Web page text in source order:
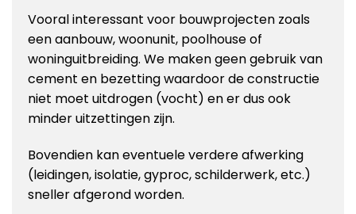
Vooral interessant voor bouwprojecten zoals
een aanbouw, woonunit, poolhouse of
woninguitbreiding. We maken geen gebruik van
cement en bezetting waardoor de constructie
niet moet uitdrogen (vocht) en er dus ook
minder uitzettingen zijn.
Bovendien kan eventuele verdere afwerking
(leidingen, isolatie, gyproc, schilderwerk, etc.)
sneller afgerond worden.